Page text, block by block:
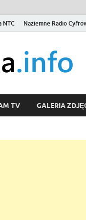
NTC Naziemne Radio
TV GALERIA